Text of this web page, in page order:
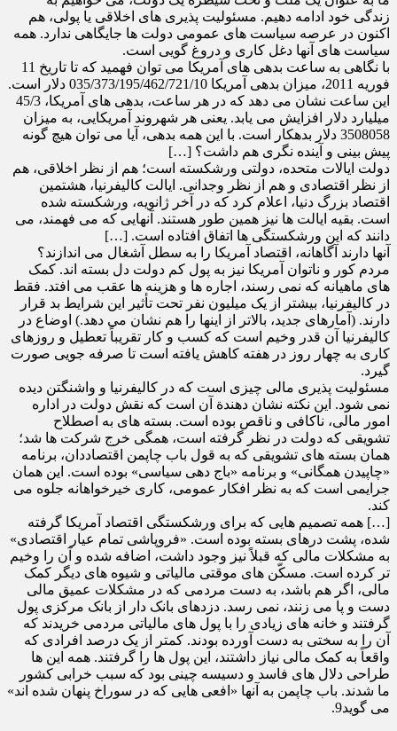
زندگی خود ادامه دهیم. مسئولیت پذیری های اخلاقی یا پولی، هم
اکنون در عرصه سیاست های عمومی دولت ها جایگاهی ندارد. همه
سیاست های آنها دغل کاری و دروغ گویی است.
با نگاهی به ساعت بدهی های آمریکا می توان فهمید که تا تاریخ 11
فوریه 2011، میزان بدهی آمریکا 035/373/195/462/721/10 دلار است.
این ساعت نشان می دهد که در هر ساعت، بدهی های آمریکا، 45/3
میلیارد دلار افزایش می یابد. یعنی هر شهروند آمریکایی، به میزان
3508058 دلار بدهکار است. با این همه بدهی، آیا می توان هیچ گونه
پیش بینی و آینده نگری هم داشت؟ […]
دولت ایالات متحده، دولتی ورشکسته است؛ هم از نظر اخلاقی، هم
از نظر اقتصادی و هم از نظر وجدانی. ایالت کالیفرنیا، هشتمین
اقتصاد بزرگ دنیا، اعلام کرد که در آخر ژانویه، ورشکسته شده
است. بقیه ایالت ها نیز همین طور هستند. آنهایی که می فهمند، می
دانند که این ورشکستگی ها اتفاق افتاده است. […]
آنها دارند آگاهانه، اقتصاد آمریکا را به سطل آشغال می اندازند؟
مردم کور و ناتوان آمریکا نیز به پول کم دولت دل بسته اند. کمک
های ماهیانه که نمی رسند، اجاره ها و هزینه ها عقب می افتد. فقط
در کالیفرنیا، بیشتر از یک میلیون نفر تحت تأثیر این شرایط بد قرار
دارند. (آمارهای جدید، بالاتر از اینها را هم نشان می دهد.) اوضاع در
کالیفرنیا آن قدر وخیم است که کسب و کار تقریباً تعطیل و روزهای
کاری به چهار روز در هفته کاهش یافته است تا صرفه جویی صورت
گیرد.
مسئولیت پذیری مالی چیزی است که در کالیفرنیا و واشنگتن دیده
نمی شود. این نکته نشان دهندة آن است که نقش دولت در اداره
امور مالی، ناکافی و ناقص بوده است. بسته های به اصطلاح
تشویقی که دولت در نظر گرفته است، همگی خرج شرکت ها شد؛
همان بسته های تشویقی که به قول باب چاپمن اقتصاددان، برنامه
«چاپیدن همگانی» و برنامه «باج دهی سیاسی» بوده است. این همان
جرایمی است که به نظر افکار عمومی، کاری خیرخواهانه جلوه می
کند.
[…] همه تصمیم هایی که برای ورشکستگی اقتصاد آمریکا گرفته
شده، پشت درهای بسته بوده است. «فروپاشی تمام عیار اقتصادی»
به مشکلات مالی که قبلاً نیز وجود داشت، اضافه شده و آن را وخیم
تر کرده است. مسکّن های موقتی مالیاتی و شیوه های دیگر کمک
مالی، اگر هم باشد، به دست مردمی که در مشکلات عمیق مالی
دست و پا می زنند، نمی رسد. دزدهای بانک دار از بانک مرکزی پول
گرفتند و خانه های زیادی را با پول های مالیاتی مردمی خریدند که
آن را به سختی به دست آورده بودند. کمتر از یک درصد افرادی که
واقعاً به کمک مالی نیاز داشتند، این پول ها را گرفتند. همه این ها
طراحی دلال های فاسد و دسیسه چینی بود که سبب خرابی کشور
ما شدند. باب چاپمن به آنها «افعی هایی که در سوراخ پنهان شده اند»
می گوید9.